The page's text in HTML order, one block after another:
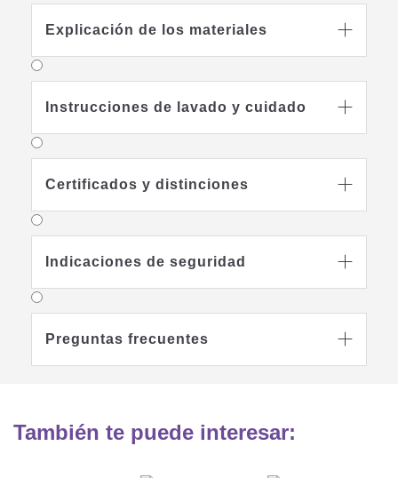
Explicación de los materiales 
Instrucciones de lavado y cuidado 
Certificados y distinciones 
Indicaciones de seguridad 
Preguntas frecuentes 
También te puede interesar: